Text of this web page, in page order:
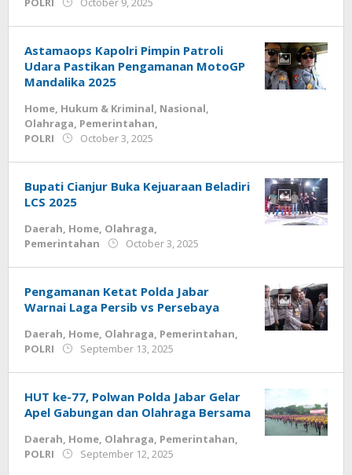
Astamaops Kapolri Pimpin Patroli
Udara Pastikan Pengamanan MotoGP
Mandalika 2025
Home, Hukum & Kriminal, Nasional,
Olahraga, Pemerintahan,
POLRI
October 3, 2025
Bupati Cianjur Buka Kejuaraan Beladiri
LCS 2025
Daerah, Home, Olahraga,
Pemerintahan
October 3, 2025
Pengamanan Ketat Polda Jabar
Warnai Laga Persib vs Persebaya
Daerah, Home, Olahraga, Pemerintahan,
POLRI
September 13, 2025
HUT ke-77, Polwan Polda Jabar Gelar
Apel Gabungan dan Olahraga Bersama
Daerah, Home, Olahraga, Pemerintahan,
POLRI
September 12, 2025